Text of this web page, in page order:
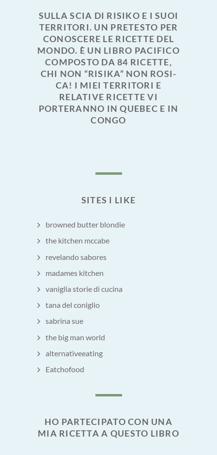
SULLA SCIA DI RISIKO E I SUOI
TERRITORI. UN PRETESTO PER
CONOSCERE LE RICETTE DEL
MONDO. È UN LIBRO PACIFICO
COMPOSTO DA 84 RICETTE,
CHI NON “RISIKA” NON ROSI-
CA! I MIEI TERRITORI E
RELATIVE RICETTE VI
PORTERANNO IN QUEBEC E IN
CONGO
SITES I LIKE
browned butter blondie
the kitchen mccabe
revelando sabores
madames kitchen
vaniglia storie di cucina
tana del coniglio
sabrina sue
the big man world
alternativeeating
Eatchofood
HO PARTECIPATO CON UNA
MIA RICETTA A QUESTO LIBRO